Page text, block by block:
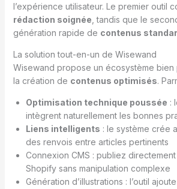
l’expérience utilisateur. Le premier outil
rédaction soignée , tandis que le
génération rapide de contenus
La solution tout-en-un de Wisewand
Wisewand propose un écosystème bien
la création de contenus optimisés.
Optimisation technique poussée :
intègrent naturellement les bonnes
Liens intelligents : le système crée
des renvois entre articles pertinents
Connexion CMS : publiez
Shopify sans manipulation complexe
Génération d’illustrations : l’outil